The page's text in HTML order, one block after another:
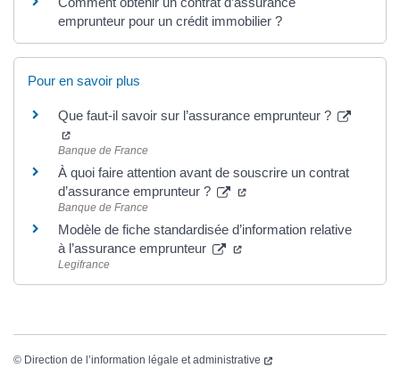
emprunteur pour un crédit immobilier ?
Pour en savoir plus
Que faut-il savoir sur l’assurance emprunteur ?
Banque de France
À quoi faire attention avant de souscrire un contrat
d’assurance emprunteur ?
Banque de France
Modèle de fiche standardisée d’information relative
à l’assurance emprunteur
Legifrance
© Direction de l’information légale et administrative